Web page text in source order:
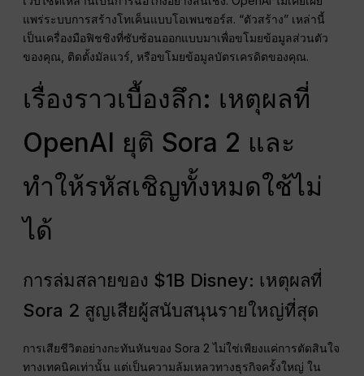
แพร่ระบบการสร้างโทเค็นแบบโอเพนซอร์ส. “ตัวสร้าง” เหล่านี้
เป็นเครื่องมือฟิชชิงที่ซับซ้อนออกแบบมาเพื่อขโมยข้อมูลส่วนตัว
ของคุณ, ติดตั้งมัลแวร์, หรือขโมยข้อมูลบัตรเครดิตของคุณ.
เรื่องราวเบื้องลึก: เหตุผลที่
OpenAI ยุติ Sora 2 และ
ทำให้รหัสเชิญทั้งหมดใช้ไม่
ได้
การล่มสลายของ $1B Disney: เหตุผลที่
Sora 2 สูญเสียผู้สนับสนุนรายใหญ่ที่สุด
การเสียชีวิตอย่างกะทันหันของ Sora 2 ไม่ใช่เพียงแค่การตัดสินใจ
ทางเทคนิคเท่านั้น แต่เป็นความล้มเหลวทางธุรกิจครั้งใหญ่ ใน